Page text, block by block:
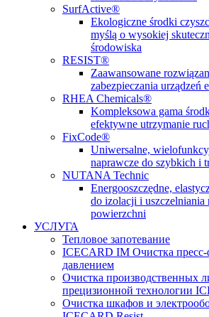
SurfActive®
Ekologiczne środki
myślą o wysokiej
środowiska
RESIST®
Zaawansowane
zabezpieczania urządzeń
RHEA Chemicals®
Kompleksowa gama
efektywne utrzymanie
FixCode®
Uniwersalne,
naprawcze do szybkich i
NUTANA Technic
Energooszczędne,
do izolacji i uszczelniania
powierzchni
УСЛУГА
Тепловое запотевание
ICECARD IM Очистка пресс-
давлением
Очистка производственных
прецизионной технологии
Очистка шкафов и